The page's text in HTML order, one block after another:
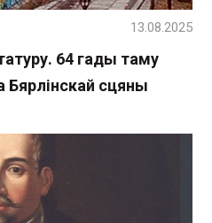
64 гады таму
Бярлінскай сцяны
13.08.2025